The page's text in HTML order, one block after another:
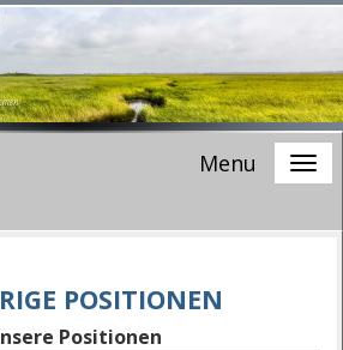
Menu
POSITIONEN
Positionen